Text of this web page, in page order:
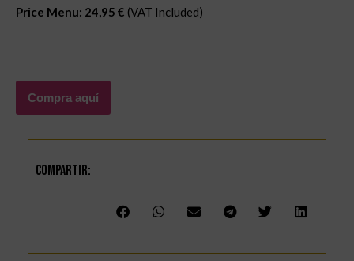
Price Menu: 24,95 € (VAT Included)
Compra aquí
Compartir: